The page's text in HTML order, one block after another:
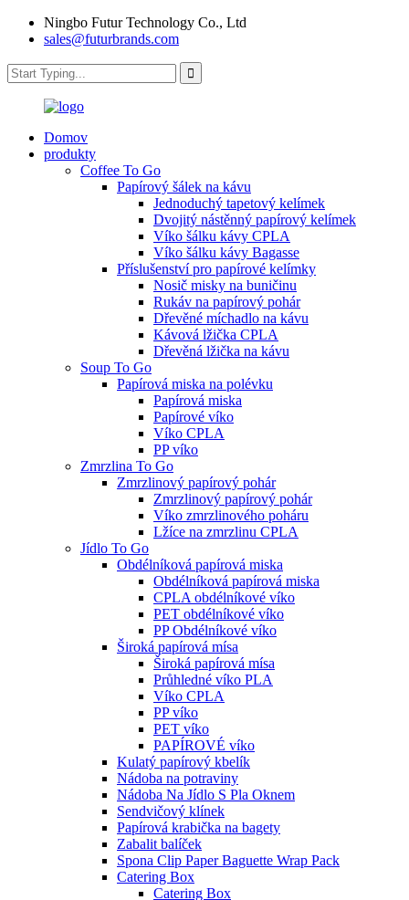
Ningbo Futur Technology Co., Ltd
sales@futurbrands.com
Domov
produkty
Coffee To Go
Papírový šálek na kávu
Jednoduchý tapetový kelímek
Dvojitý nástěnný papírový kelímek
Víko šálku kávy CPLA
Víko šálku kávy Bagasse
Příslušenství pro papírové kelímky
Nosič misky na buničinu
Rukáv na papírový pohár
Dřevěné míchadlo na kávu
Kávová lžička CPLA
Dřevěná lžička na kávu
Soup To Go
Papírová miska na polévku
Papírová miska
Papírové víko
Víko CPLA
PP víko
Zmrzlina To Go
Zmrzlinový papírový pohár
Zmrzlinový papírový pohár
Víko zmrzlinového poháru
Lžíce na zmrzlinu CPLA
Jídlo To Go
Obdélníková papírová miska
Obdélníková papírová miska
CPLA obdélníkové víko
PET obdélníkové víko
PP Obdélníkové víko
Široká papírová mísa
Široká papírová mísa
Průhledné víko PLA
Víko CPLA
PP víko
PET víko
PAPÍROVÉ víko
Kulatý papírový kbelík
Nádoba na potraviny
Nádoba Na Jídlo S Pla Oknem
Sendvičový klínek
Papírová krabička na bagety
Zabalit balíček
Spona Clip Paper Baguette Wrap Pack
Catering Box
Catering Box